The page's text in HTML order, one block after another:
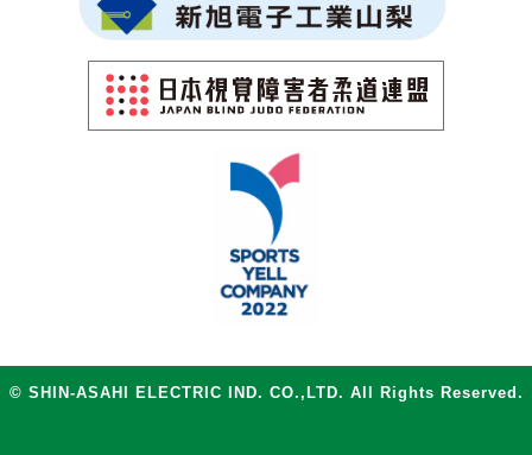
© SHIN-ASAHI ELECTRIC IND. CO.,LTD. All Rights Reserved.